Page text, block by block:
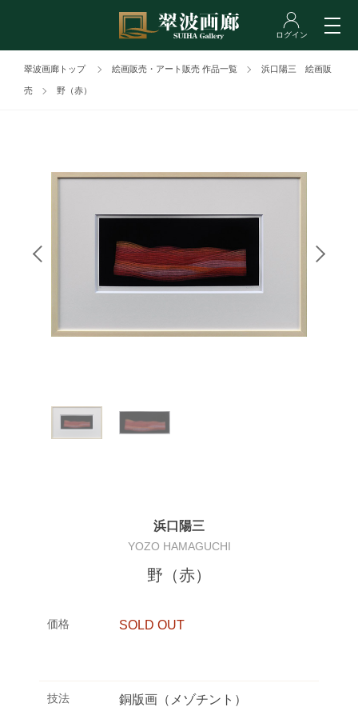
翠波画廊トップ 絵画販売・アート販売 作品一覧 浜口陽三 絵画販
売 野（赤）
浜口陽三
YOZO HAMAGUCHI
野（赤）
価格 SOLD OUT
技法 銅版画（メゾチント）